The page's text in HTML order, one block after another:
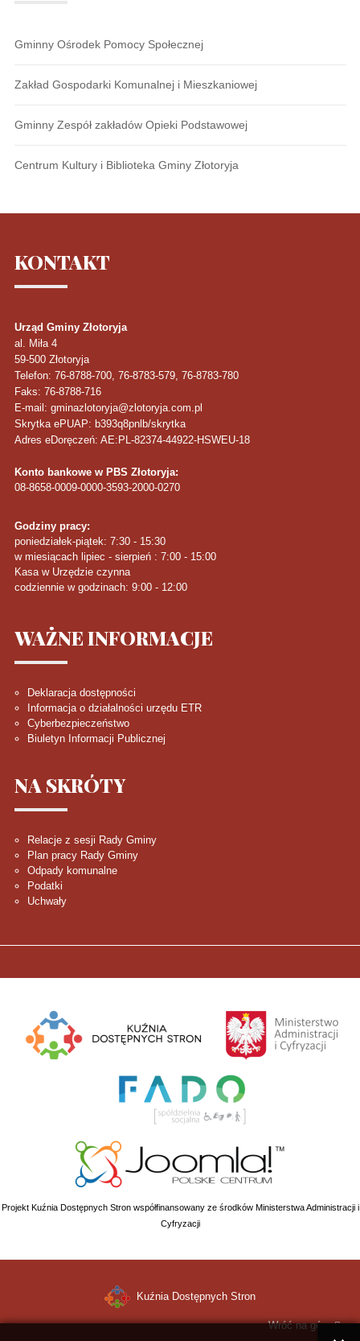
Gminny Ośrodek Pomocy Społecznej
Zakład Gospodarki Komunalnej i Mieszkaniowej
Gminny Zespół zakładów Opieki Podstawowej
Centrum Kultury i Biblioteka Gminy Złotoryja
KONTAKT
Urząd Gminy Złotoryja
al. Miła 4
59-500 Złotoryja
Telefon: 76-8788-700, 76-8783-579, 76-8783-780
Faks: 76-8788-716
E-mail: gminazlotoryja@zlotoryja.com.pl
Skrytka ePUAP: b393q8pnlb/skrytka
Adres eDoręczeń: AE:PL-82374-44922-HSWEU-18
Konto bankowe w PBS Złotoryja:
08-8658-0009-0000-3593-2000-0270
Godziny pracy:
poniedziałek-piątek: 7:30 - 15:30
w miesiącach lipiec - sierpień : 7:00 - 15:00
Kasa w Urzędzie czynna
codziennie w godzinach: 9:00 - 12:00
WAŻNEINFORMACJE
Deklaracja dostępności
Informacja o działalności urzędu ETR
Cyberbezpieczeństwo
Biuletyn Informacji Publicznej
NA SKRÓTY
Relacje z sesji Rady Gminy
Plan pracy Rady Gminy
Odpady komunalne
Podatki
Uchwały
Projekt Kuźnia Dostępnych Stron współfinansowany ze środków Ministerstwa Administracji i
Cyfryzacji
Kuźnia Dostępnych Stron
Wróć na górę